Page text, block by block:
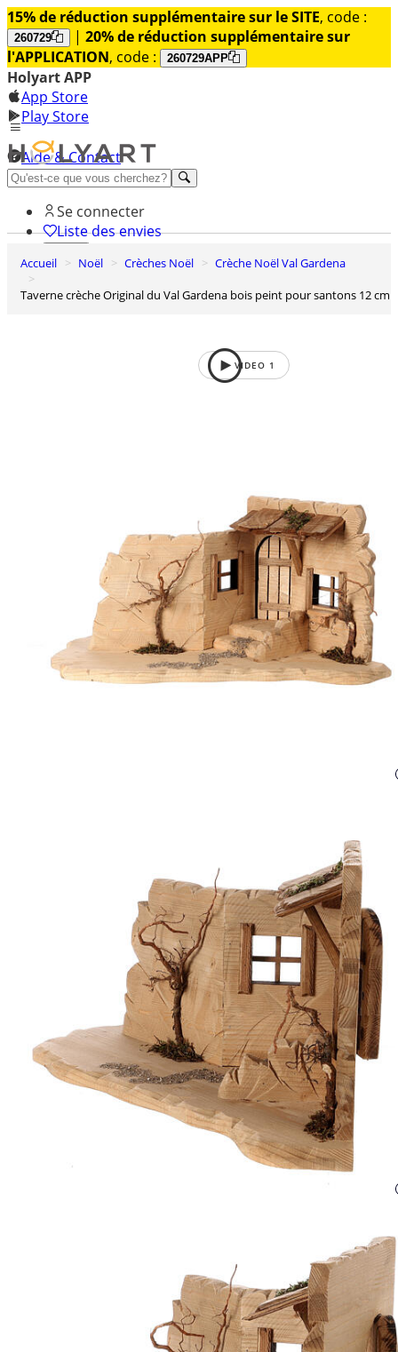
15% de réduction supplémentaire sur le SITE, code :
260729 | 20% de réduction supplémentaire sur
l'APPLICATION, code : 260729APP
Holyart APP
App Store
Play Store
Aide & Contact
Découvrez Premium
Se connecter
Liste des envies
0
Accueil Noël Crèches Noël
Crèche Noël Val Gardena
Taverne crèche Original du Val Gardena bois peint pour santons 12 cm
VIDEO 1